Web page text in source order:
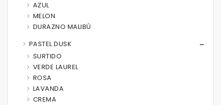
AZUL
MELON
DURAZNO MALIBÚ
PASTEL DUSK
SURTIDO
VERDE LAUREL
ROSA
LAVANDA
CREMA